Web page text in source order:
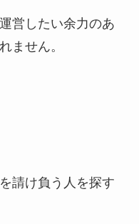
営したい余力のあ
ません。
請け負う人を探す